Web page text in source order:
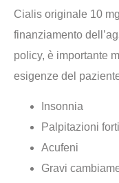
Cialis originale 10
finanziamento
policy, è importante
esigenze del
Insonnia
Palpitazioni
Acufeni
Gravi